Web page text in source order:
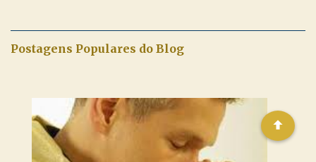
Senhor Jesus Cristo, vosso Filho, na unidade do Espírito Santo.
(Rezar durante nove dias seguidos ou intercalados) Nhá Chica,
recorro a vós como intercessora entre a Bondade Divina e as
necessidades humanas. Peço-vos, como favor espiritual, que
entregueis nas mãos do Santíssimo o meu pedido urgente (Fazer
Postagens Populares do Blog